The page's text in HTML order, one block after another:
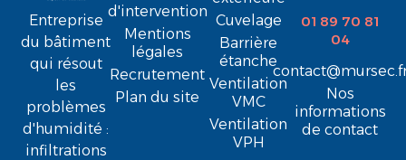
Entreprise
du bâtiment
qui résout
les
problèmes
d'humidité :
infiltrations
Cuvelage
Barrière
étanche
Ventilation
VMC
Ventilation
VPH
d'intervention
Mentions
légales
Recrutement
Plan du site
01 89 70 81
04
Nos
informations
de contact